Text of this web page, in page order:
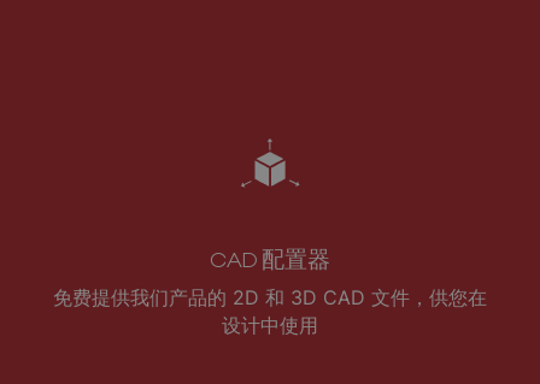
CAD 配置器
免费提供我们产品的 2D 和 3D CAD 文件，供您在
设计中使用